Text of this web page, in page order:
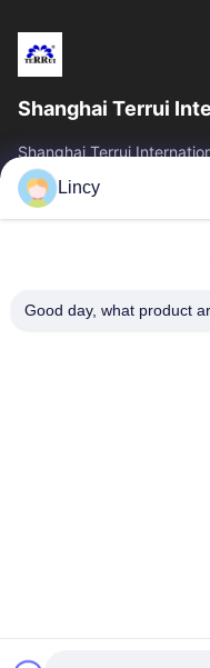
Shanghai Terrui
Shanghai Terrui
gegründet und ist auf die
Verkauf von
Schnelllinks
Über Uns
Lincy
Good day, what product